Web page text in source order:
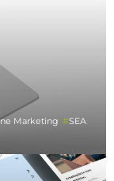
Marketing
SEA